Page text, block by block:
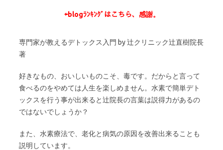
⇦blogﾗﾝｷﾝｸﾞはこちら、感謝。
専門家が教えるデトックス入門 by 辻クリニック辻直樹院長
著
好きなもの、おいしいものこそ、毒です。だからと言って
食べるのをやめては人生を楽しめません。水素で簡単デト
ックスを行う事が出来ると辻院長の言葉は説得力があるの
ではないでしょうか？
また、水素療法で、老化と病気の原因を改善出来ることも
説明しています。